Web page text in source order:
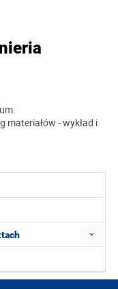
materiałów - wykład i